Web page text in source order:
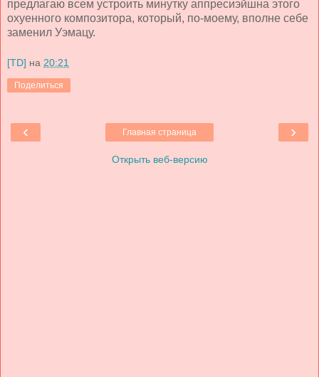
предлагаю всем устроить минутку аппресиэйшна этого
охуенного композитора, который, по-моему, вполне себе
заменил Уэмацу.
[TD] на 20:21
Поделиться
‹ ›
Главная страница
Открыть веб-версию